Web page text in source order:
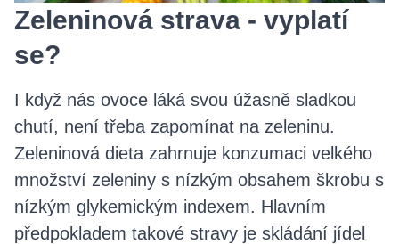
Zeleninová strava - vyplatí
se?
I když nás ovoce láká svou úžasně sladkou
chutí, není třeba zapomínat na zeleninu.
Zeleninová dieta zahrnuje konzumaci velkého
množství zeleniny s nízkým obsahem škrobu s
nízkým glykemickým indexem. Hlavním
předpokladem takové stravy je skládání jídel